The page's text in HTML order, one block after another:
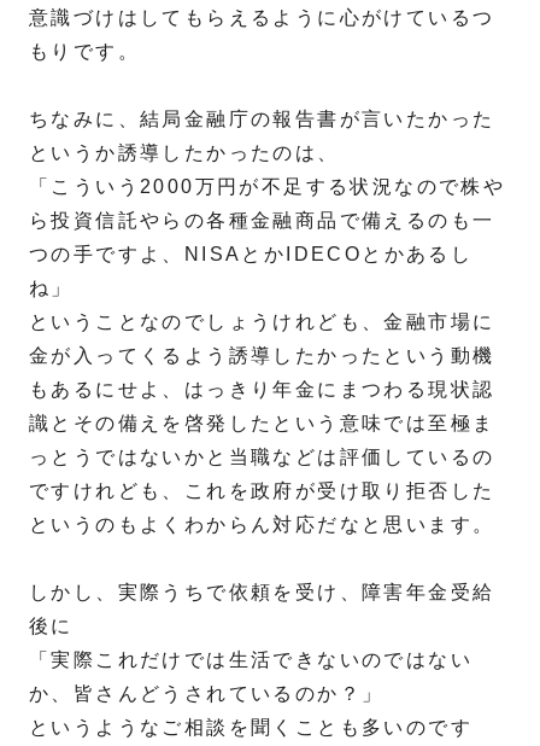
意識づけはしてもらえるように心がけているつ
もりです。
ちなみに、結局金融庁の報告書が言いたかった
というか誘導したかったのは、
「こういう2000万円が不足する状況なので株や
ら投資信託やらの各種金融商品で備えるのも一
つの手ですよ、NISAとかIDECOとかあるし
ね」
ということなのでしょうけれども、金融市場に
金が入ってくるよう誘導したかったという動機
もあるにせよ、はっきり年金にまつわる現状認
識とその備えを啓発したという意味では至極ま
っとうではないかと当職などは評価しているの
ですけれども、これを政府が受け取り拒否した
というのもよくわからん対応だなと思います。
しかし、実際うちで依頼を受け、障害年金受給
後に
「実際これだけでは生活できないのではない
か、皆さんどうされているのか？」
というようなご相談を聞くことも多いのです